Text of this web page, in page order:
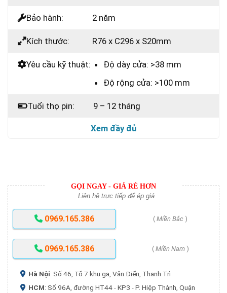
Bảo hành: 2 năm
Kích thước: R76 x C296 x S20mm
Yêu cầu kỹ thuật:
Độ dày cửa: >38 mm
Độ rộng cửa: >100 mm
Tuổi thọ pin: 9 – 12 tháng
Xem đầy đủ
GỌI NGAY - GIÁ RẺ HƠN
Liên hệ trực tiếp để ép giá
0969.165.386 ( Miền Bắc )
0969.165.386 ( Miền Nam)
Hà Nội: Số 46, Tổ 7 khu ga, Văn Điển, Thanh Trì
HCM: Số 96A, đường HT44 - KP3 - P. Hiệp Thành, Quận